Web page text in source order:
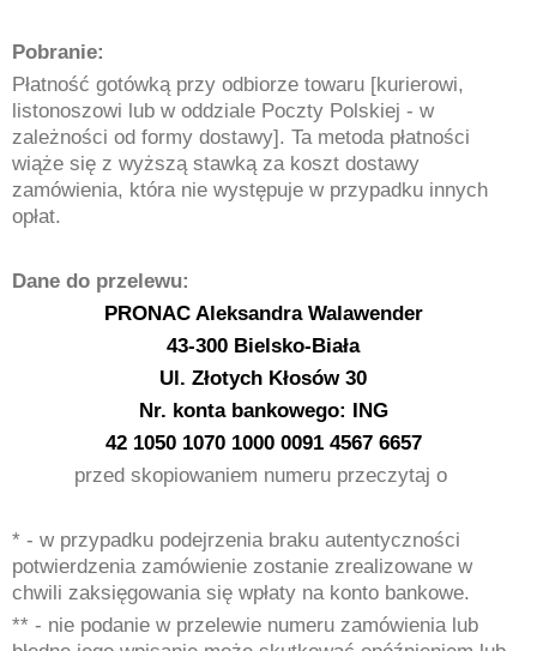
Pobranie:
Płatność gotówką przy odbiorze towaru [kurierowi,
listonoszowi lub w oddziale Poczty Polskiej - w
zależności od formy dostawy]. Ta metoda płatności
wiąże się z wyższą stawką za koszt dostawy
zamówienia, która nie występuje w przypadku innych
opłat.
Dane do przelewu:
PRONAC Aleksandra Walawender
43-300 Bielsko-Biała
Ul. Złotych Kłosów 30
Nr. konta bankowego: ING
42 1050 1070 1000 0091 4567 6657
przed skopiowaniem numeru przeczytaj o
* - w przypadku podejrzenia braku autentyczności
potwierdzenia zamówienie zostanie zrealizowane w
chwili zaksięgowania się wpłaty na konto bankowe.
** - nie podanie w przelewie numeru zamówienia lub